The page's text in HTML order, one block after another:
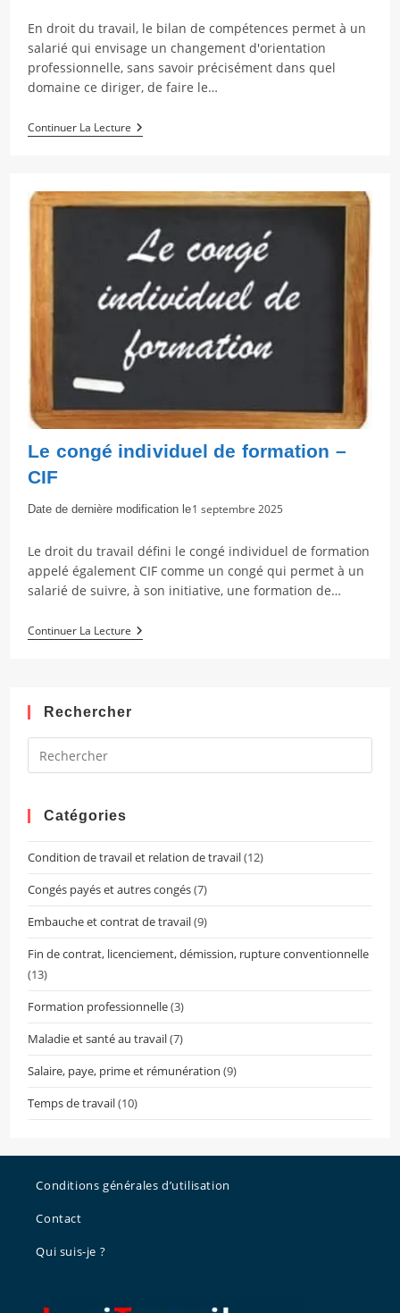
de
publication :
En droit du travail, le bilan de compétences permet à un
salarié qui envisage un changement d'orientation
professionnelle, sans savoir précisément dans quel
domaine ce diriger, de faire le…
Continuer La Lecture Le
Bilan
Salarié
Le congé individuel de formation –
CIF
Dernière
de
publication :
1 septembre 2025
Le droit du travail défini le congé individuel de formation
appelé également CIF comme un congé qui permet à un
salarié de suivre, à son initiative, une formation de…
Continuer La Lecture Le
Congé
CIF
Rechercher
Catégories
Condition de travail et relation de travail(12)
Congés payés et autres congés(7)
Embauche et contrat de travail(9)
Fin de contrat, licenciement, démission, rupture conventionnelle
(13)
Formation professionnelle(3)
Maladie et santé au travail(7)
Salaire, paye, prime et rémunération (9)
Temps de travail(10)
Conditions générales d’utilisation
Contact
Qui suis-je ?